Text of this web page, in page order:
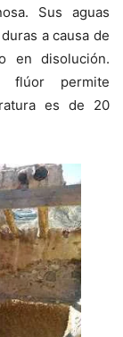
Sus aguas
a causa de
en disolución.
flúor permite
es de 20